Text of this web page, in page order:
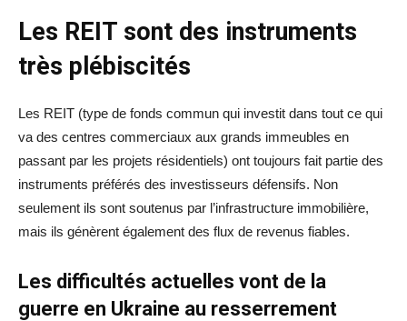
Les REIT sont des instruments
très plébiscités
Les REIT (type de fonds commun qui investit dans tout ce qui
va des centres commerciaux aux grands immeubles en
passant par les projets résidentiels) ont toujours fait partie des
instruments préférés des investisseurs défensifs. Non
seulement ils sont soutenus par l’infrastructure immobilière,
mais ils génèrent également des flux de revenus fiables.
Les difficultés actuelles vont de la
guerre en Ukraine au resserrement